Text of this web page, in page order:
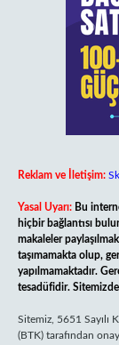
Reklam ve İletişim:
Yasal Uyarı: Bu
hiçbir bağlantısı
makaleler
taşımamakta olup,
yapılmamaktadır.
tesadüfidir.
Sitemiz, 5651 Sayılı
(BTK) tarafından